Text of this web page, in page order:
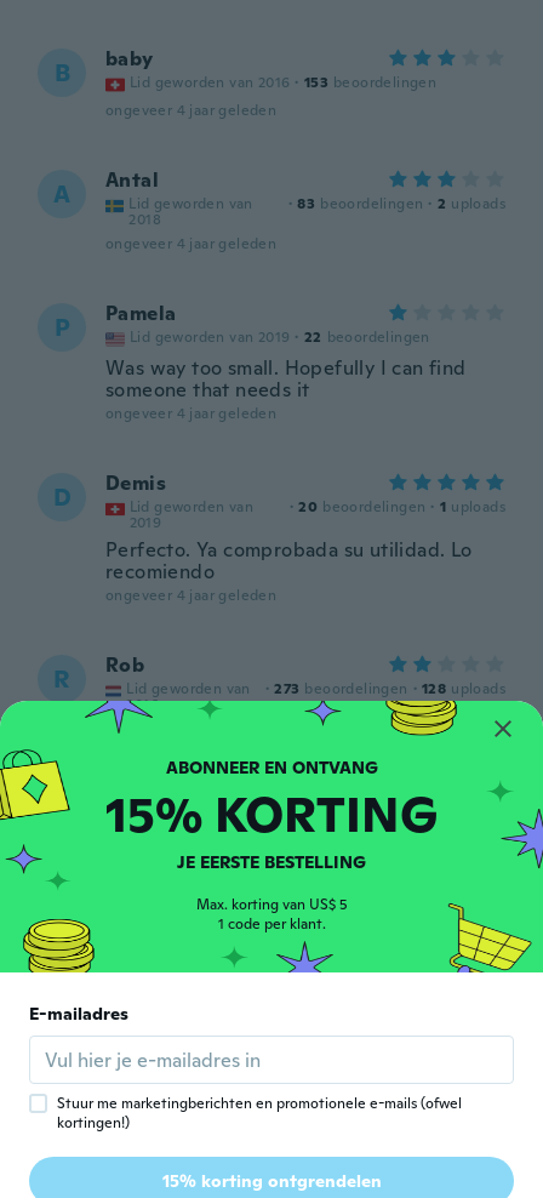
B baby
Lid geworden van 2016 · 153 beoordelingen
ongeveer 4 jaar geleden
A Antal
Lid geworden van
2018
· 83 beoordelingen · 2 uploads
ongeveer 4 jaar geleden
P Pamela
Lid geworden van 2019 · 22 beoordelingen
Was way too small. Hopefully I can find
someone that needs it
ongeveer 4 jaar geleden
D Demis
Lid geworden van
2019
· 20 beoordelingen · 1 uploads
Perfecto. Ya comprobada su utilidad. Lo
recomiendo
ongeveer 4 jaar geleden
R Rob
Lid geworden van
2016
· 273 beoordelingen · 128 uploads
Er staan geen maten op ik heb notabene
geen maat moet ik de allemaal passen 😬
ongeveer 4 jaar geleden
S
Lid geworden van
ongeveer 4 jaar geleden
W Wayne
2014
Perfect fit
ABONNEER EN ONTVANG
15% KORTING
JE EERSTE BESTELLING
Max. korting van US$ 5
1 code per klant.
E-mailadres
Stuur me marketingberichten en promotionele e-mails (ofwel
kortingen!)
15% korting ontgrendelen